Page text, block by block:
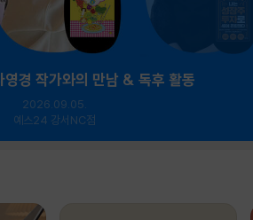
영경 작가와의 만남 & 독후 활동
2026.09.05.
예스24 강서NC점